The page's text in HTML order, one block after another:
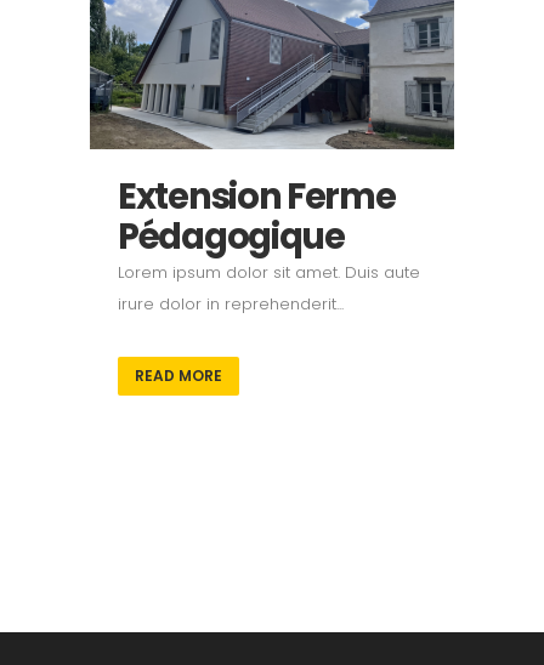
Extension Ferme
Pédagogique
Lorem ipsum dolor sit amet. Duis aute
irure dolor in reprehenderit...
READ MORE